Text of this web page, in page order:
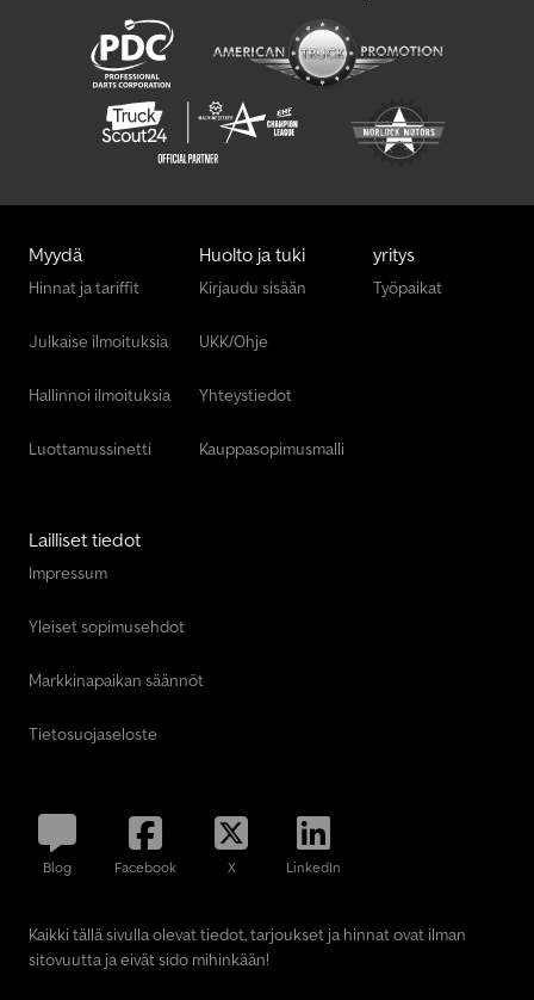
Myydä
Hinnat ja tariffit
Julkaise ilmoituksia
Hallinnoi ilmoituksia
Luottamussinetti
Huolto ja tuki
Kirjaudu sisään
UKK/Ohje
Yhteystiedot
Kauppasopimusmalli
yritys
Työpaikat
Lailliset tiedot
Impressum
Yleiset sopimusehdot
Markkinapaikan säännöt
Tietosuojaseloste
Blog Facebook X LinkedIn
Kaikki tällä sivulla olevat tiedot, tarjoukset ja hinnat ovat ilman
sitovuutta ja eivät sido mihinkään!